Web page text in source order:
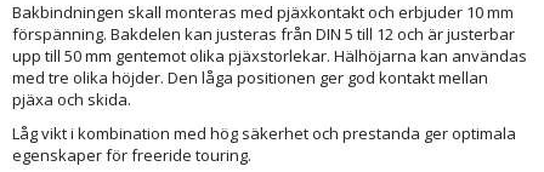
Bakbindningen skall monteras med pjäxkontakt och erbjuder 10 mm
förspänning. Bakdelen kan justeras från DIN 5 till 12 och är justerbar
upp till 50 mm gentemot olika pjäxstorlekar. Hälhöjarna kan användas
med tre olika höjder. Den låga positionen ger god kontakt mellan
pjäxa och skida.
Låg vikt i kombination med hög säkerhet och prestanda ger optimala
egenskaper för freeride touring.